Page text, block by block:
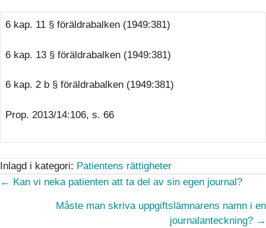
6 kap. 11 § föräldrabalken (1949:381)
6 kap. 13 § föräldrabalken (1949:381)
6 kap. 2 b § föräldrabalken (1949:381)
Prop. 2013/14:106, s. 66
Inlagd i kategori: Patientens rättigheter
Posts
navigation
← Kan vi neka patienten att ta del av sin egen journal?
Måste man skriva uppgiftslämnarens namn i en
journalanteckning? →